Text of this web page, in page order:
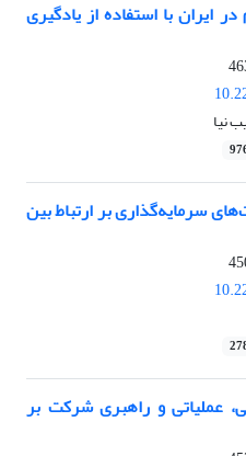
با استفاده از یادگیری
نیا
سرمایه‌گذاری بر ارتباط بین
عملیاتی و راهبری شرکت بر